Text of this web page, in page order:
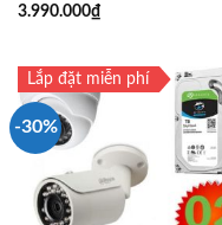
3.990.000₫
-30%
Lắp đặt miễn phí